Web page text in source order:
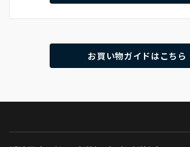
お買い物ガイドはこちら